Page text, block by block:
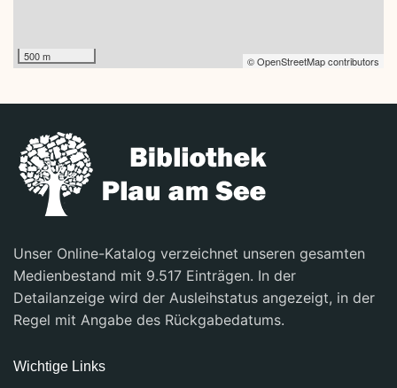
500 m © OpenStreetMap contributors
Unser Online-Katalog verzeichnet unseren gesamten
Medienbestand mit 9.517 Einträgen. In der
Detailanzeige wird der Ausleihstatus angezeigt, in der
Regel mit Angabe des Rückgabedatums.
Wichtige Links